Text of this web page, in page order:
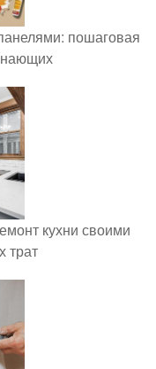
пошаговая
кухни своими
трат